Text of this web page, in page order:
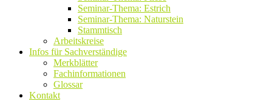
Seminar-Thema: Estrich
Seminar-Thema: Naturstein
Stammtisch
Arbeitskreise
Infos für Sachverständige
Merkblätter
Fachinformationen
Glossar
Kontakt